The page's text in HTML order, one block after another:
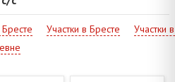
Участки в Бресте
Участки